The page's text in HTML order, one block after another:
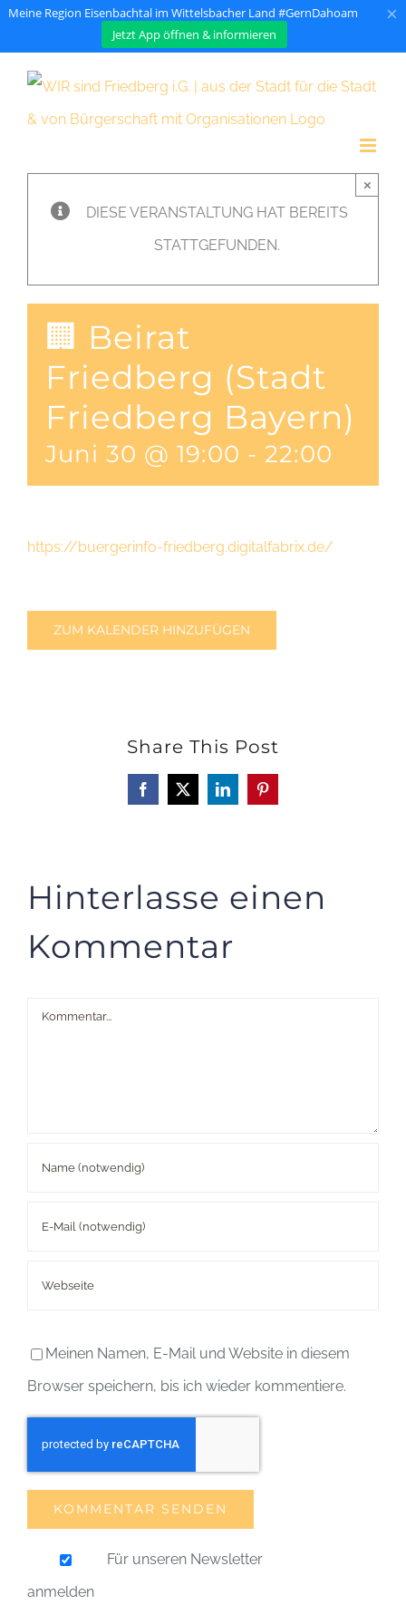
Meine Region Eisenbachtal im Wittelsbacher Land #GernDahoam
Jetzt App öffnen & informieren
×
Zum
DIESE VERANSTALTUNG HAT BEREITS
STATTGEFUNDEN.
×
🏢 Beirat
Friedberg (Stadt
Friedberg Bayern)
Juni 30 @ 19:00 - 22:00
https://buergerinfo-friedberg.digitalfabrix.de/
ZUM KALENDER HINZUFÜGEN
Share This Post
Facebook
X LinkedInPinterest
Hinterlasse einen
Kommentar
Kommentar
Meinen Namen, E-Mail und Website in diesem
Browser speichern, bis ich wieder kommentiere.
Für unseren Newsletter
anmelden